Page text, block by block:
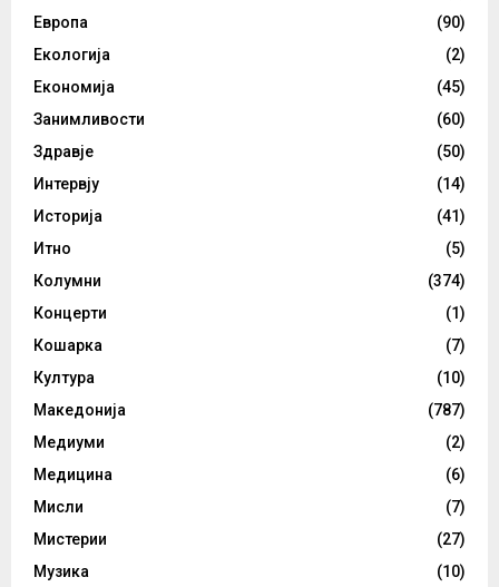
Европа
(90)
Екологија
(2)
Економија
(45)
Занимливости
(60)
Здравје
(50)
Интервју
(14)
Историја
(41)
Итно
(5)
Колумни
(374)
Концерти
(1)
Кошарка
(7)
Култура
(10)
Македонија
(787)
Медиуми
(2)
Медицина
(6)
Мисли
(7)
Мистерии
(27)
Музика
(10)